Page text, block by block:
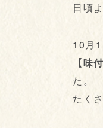
日頃
10月
【味
た。
たく